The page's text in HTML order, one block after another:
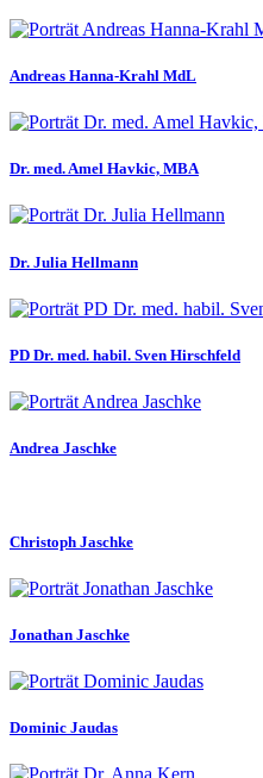
Andreas Hanna-Krahl MdL
Dr. med. Amel Havkic, MBA
Dr. Julia Hellmann
PD Dr. med. habil. Sven Hirschfeld
Andrea Jaschke
Christoph Jaschke
Jonathan Jaschke
Dominic Jaudas